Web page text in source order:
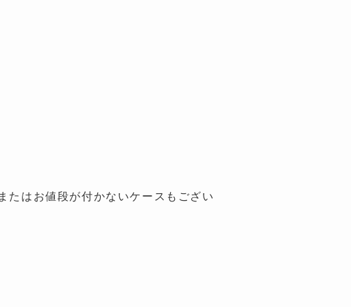
はお値段が付かないケースもござい